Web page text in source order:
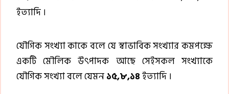
ইত্যাদি ।
যৌগিক সংখ্যা কাকে বলে যে স্বাভাবিক সংখ্যার কমপক্ষে
একটি মৌলিক উৎপাদক আছে সেইসকল সংখ্যাকে
যৌগিক সংখ্যা বলে যেমন১৫,৮,১৪ইত্যাদি ।